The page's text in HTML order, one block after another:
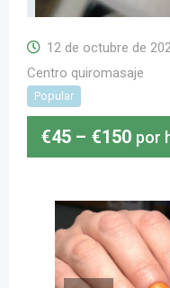
12 de octubre de
Centro quiromasaje
Popular
€45 – €150 por